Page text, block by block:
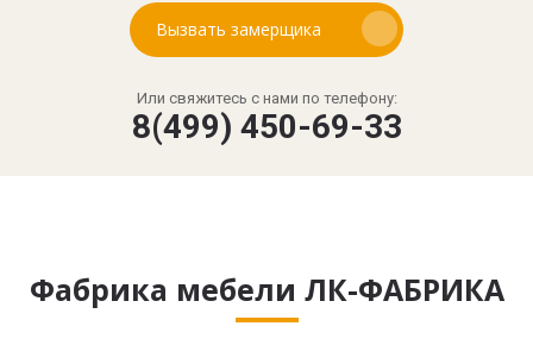
Вызвать замерщика
Или свяжитесь с нами по телефону:
8(499) 450-69-33
Фабрика мебели ЛК-ФАБРИКА